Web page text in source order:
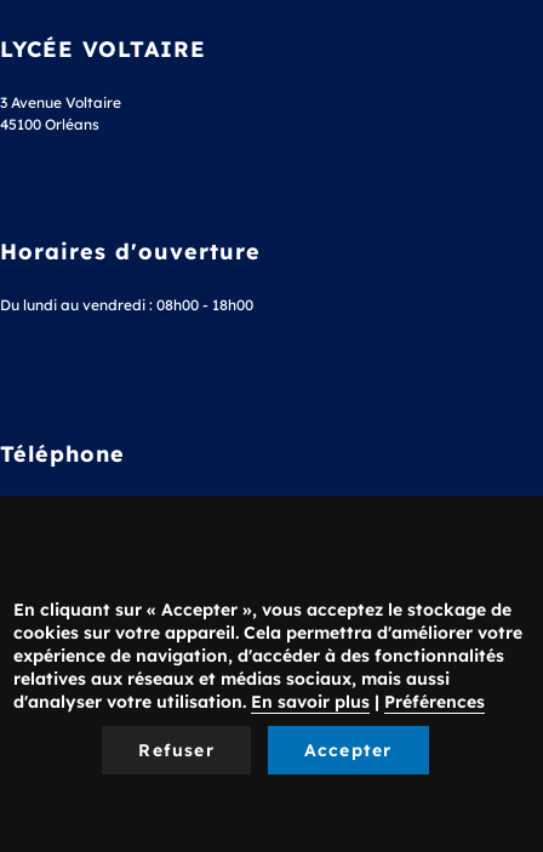
LYCÉE VOLTAIRE
3 Avenue Voltaire
45100 Orléans
Horaires d'ouverture
Du lundi au vendredi : 08h00 - 18h00
Téléphone
Nous écrire
Rectorat Mentions Légales
En cliquant sur « Accepter », vous acceptez le stockage de
cookies sur votre appareil. Cela permettra d'améliorer votre
expérience de navigation, d'accéder à des fonctionnalités
relatives aux réseaux et médias sociaux, mais aussi
d'analyser votre utilisation. En savoir plus | Préférences
Refuser Accepter